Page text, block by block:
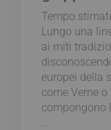
Tempo
Lungo una
ai miti
europei della
come Verne
compongono
...